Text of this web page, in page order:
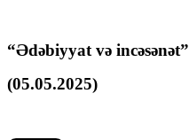
“Ədəbiyyat və incəsənət”
(05.05.2025)